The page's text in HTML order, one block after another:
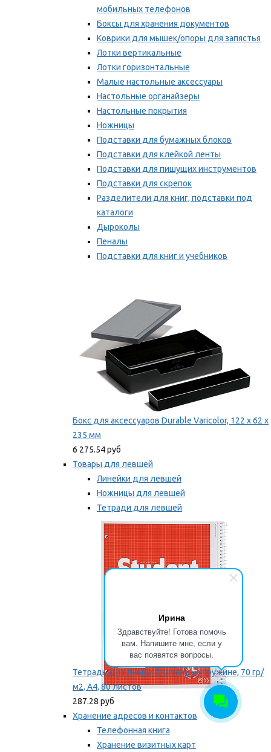
Ирина
Здравствуйте! Готова помочь
вам. Напишите мне, если у
вас появятся вопросы.
мобильных телефонов
Боксы для хранения документов
Коврики для мышек/опоры для запястья
Лотки вертикальные
Лотки горизонтальные
Малые настольные аксессуары
Настольные органайзеры
Настольные покрытия
Ножницы
Подставки для бумажных блоков
Подставки для клейкой ленты
Подставки для пишущих инструментов
Подставки для скрепок
Разделители для книг, подставки под
каталоги
Дыроколы
Пеналы
Подставки для книг и учебников
Бокс для аксессуаров Durable Varicolor, 122 x 62 x
235 мм
6 275.54 руб
Товары для левшей
Линейки для левшей
Ножницы для левшей
Тетради для левшей
Точилки для левшей
Мы рекомендуем
Тетрадь для левши Brunnen, на пружине, 70 гр/
м2, А4, 80 листов
287.28 руб
Хранение адресов и контактов
Телефонная книга
Хранение визитных карт